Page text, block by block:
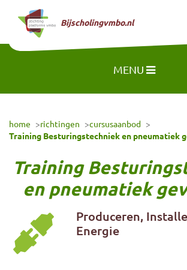
Naar hoofdinhoud
Bijscholingvmbo.nl
MENU
home richtingen
cursusaanbod
Training Besturingstechniek en pneumatiek
Training
en pneumatiek
Produceren,
Energie